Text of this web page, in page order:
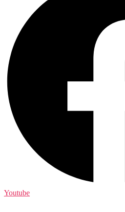
Youtube